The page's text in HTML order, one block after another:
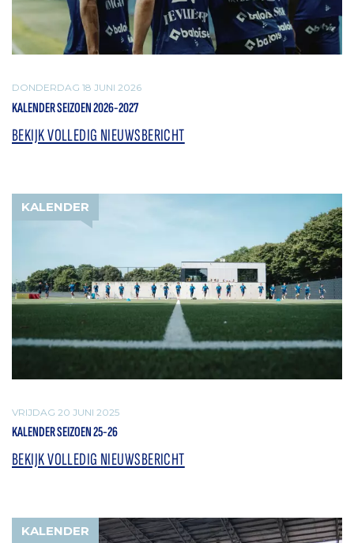
DONDERDAG 18 JUNI 2026
KALENDER SEIZOEN 2026-2027
BEKIJK VOLLEDIG NIEUWSBERICHT
KALENDER
VRIJDAG 20 JUNI 2025
KALENDER SEIZOEN 25-26
BEKIJK VOLLEDIG NIEUWSBERICHT
KALENDER